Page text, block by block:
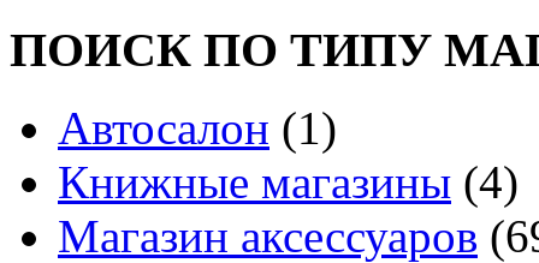
ПОИСК ПО ТИПУ
Автосалон (1)
Книжные магазины (4)
Магазин аксессуаров